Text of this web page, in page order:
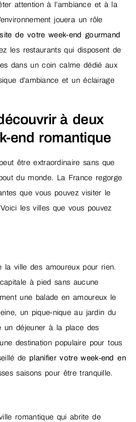
attention à l’ambiance et à la
jouera un rôle
de votre week-end gourmand
les restaurants qui disposent de
dans un coin calme dédié aux
d’ambiance et un éclairage
à deux
end romantique
être extraordinaire sans que
du monde. La France regorge
que vous pouvez visiter le
les villes que vous pouvez
la ville des amoureux pour rien.
à pied sans aucune
une balade en amoureux le
un pique-nique au jardin du
un déjeuner à la place des
destination populaire pour tous
de planifier votre week-end en
saisons pour être tranquille.
romantique qui abrite de